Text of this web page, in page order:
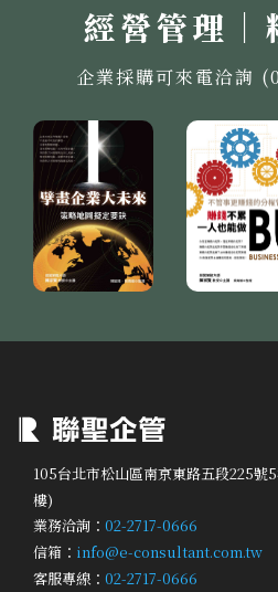
經營管理｜
企業採購可來電洽詢
105台北市松山區南京東路五段225號
樓)
業務洽詢： 02-2717-0666
信箱： info@e-consultant.com.tw
客服專線： 02-2717-0666